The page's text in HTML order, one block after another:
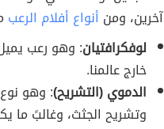
آخرين، ومن أنواع أفلام الرعب
لوفكرافتيان: وهو رعب
خارج عالمنا.
الدموي (التشريح): وهو
وتشريح الجثث، وغالبً ما